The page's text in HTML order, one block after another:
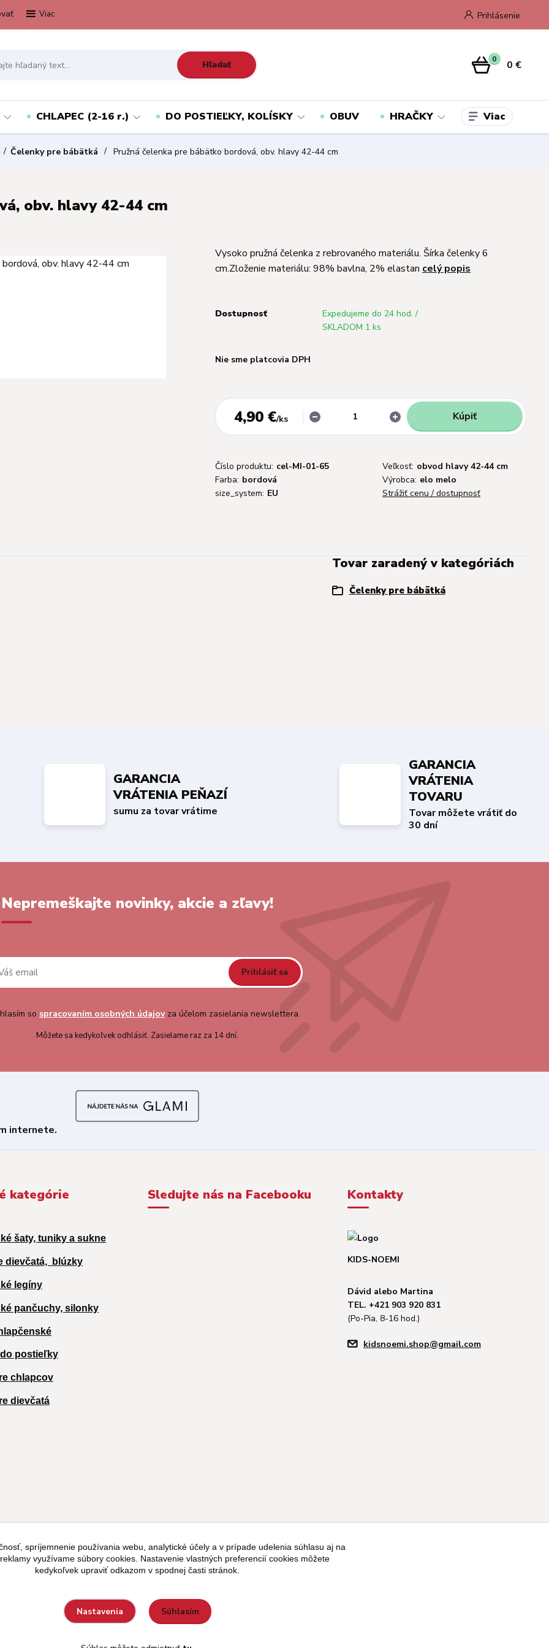
Viac Prihlásenie
Hľadať 0 0 €
CHLAPEC (2-16 r.) DO POSTIEĽKY, KOLÍSKY OBUV HRAČKY Viac
Čelenky pre bábätká Pružná čelenka pre bábätko bordová, obv. hlavy 42-44 cm
obv. hlavy 42-44 cm
Vysoko pružná čelenka z rebrovaného materiálu. Šírka čelenky 6
cm.Zloženie materiálu: 98% bavlna, 2% elastan celý popis
Dostupnosť
Expedujeme do 24 hod. /
SKLADOM 1 ks
Nie sme platcovia DPH
4,90 €/ks Kúpiť
Číslo produktu: cel-MI-01-65 Veľkosť: obvod hlavy 42-44 cm
Farba: bordová Výrobca: elo melo
size_system: EU Strážiť cenu / dostupnosť
Tovar zaradený v kategóriách
Čelenky pre bábätká
GARANCIA
VRÁTENIA PEŇAZÍ
sumu za tovar vrátime
GARANCIA
VRÁTENIA
TOVARU
Tovar môžete vrátiť do
30 dní
Nepremeškajte novinky, akcie a zľavy!
Prihlásiť sa
so spracovaním osobných údajovza účelom zasielania newslettera.
Môžete sa kedykoľvek odhlásiť. Zasielame raz za 14 dní.
kategórie
šaty, tuniky a sukne
dievčatá, blúzky
legíny
pančuchy, silonky
postieľky
chlapcov
dievčatá
Sledujte nás na Facebooku Kontakty
KIDS-NOEMI
Dávid alebo Martina
TEL. +421 903 920 831
(Po-Pia, 8-16 hod.)
kidsnoemi.shop@gmail.com
spríjemnenie používania webu, analytické účely a v prípade udelenia súhlasu aj na
využívame súbory cookies. Nastavenie vlastných preferencií cookies môžete
kedykoľvek upraviť odkazom v spodnej časti stránok.
Nastavenia Súhlasím